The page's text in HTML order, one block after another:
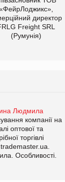
директор
Freight SRL
(Румунія)
Людмила
компанії на
оптової та
торгівлі
Особливості.